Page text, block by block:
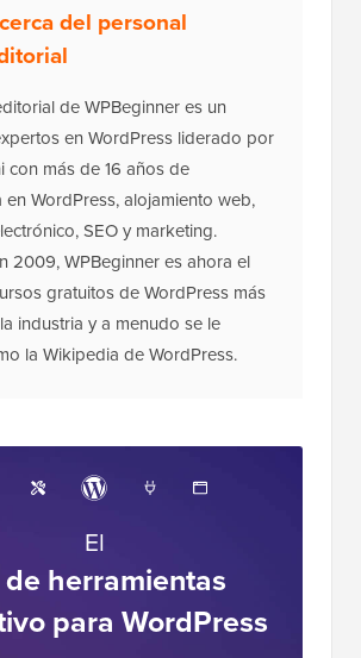
del personal
de WPBeginner es un
en WordPress liderado por
con más de 16 años de
en WordPress, alojamiento web,
SEO y marketing.
2009, WPBeginner es ahora el
gratuitos de WordPress más
industria y a menudo se le
la Wikipedia de WordPress.
El
herramientas
para WordPress